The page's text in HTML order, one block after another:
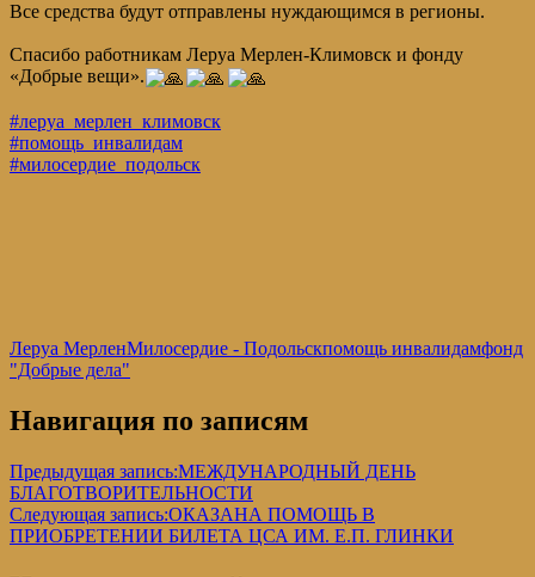
Все средства будут отправлены нуждающимся в регионы.
Спасибо работникам Леруа Мерлен-Климовск и фонду
«Добрые вещи».
#леруа_мерлен_климовск
#помощь_инвалидам
#милосердие_подольск
Леруа МерленМилосердие - Подольскпомощь инвалидамфонд
"Добрые дела"
Навигация по записям
Предыдущая запись:МЕЖДУНАРОДНЫЙ ДЕНЬ
БЛАГОТВОРИТЕЛЬНОСТИ
Следующая запись:ОКАЗАНА ПОМОЩЬ В
ПРИОБРЕТЕНИИ БИЛЕТА ЦСА ИМ. Е.П. ГЛИНКИ